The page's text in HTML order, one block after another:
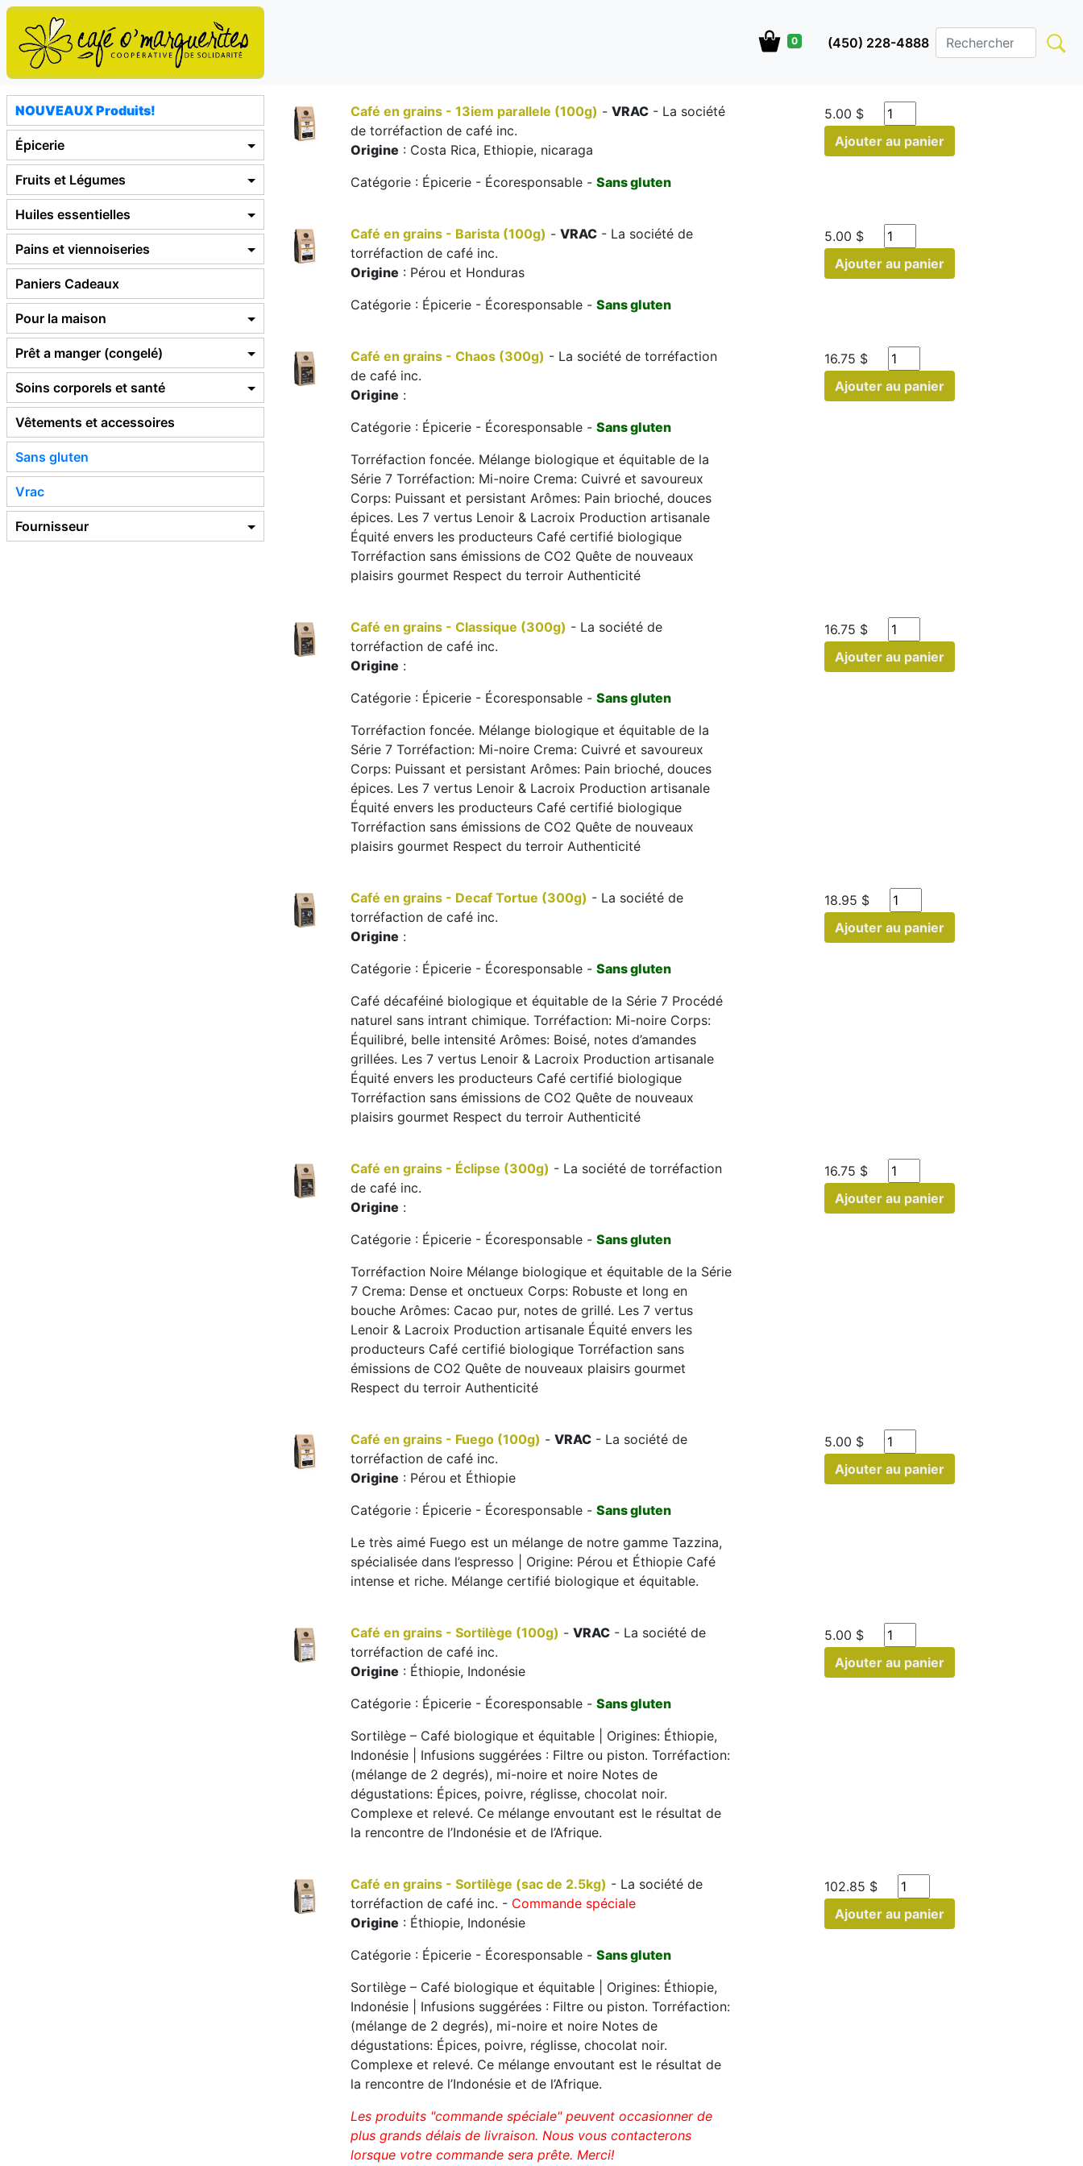
0 (450) 228-4888
NOUVEAUX Produits!
Épicerie
Fruits et Légumes
Huiles essentielles
Pains et viennoiseries
Paniers Cadeaux
Pour la maison
Prêt a manger (congelé)
Soins corporels et santé
Vêtements et accessoires
Sans gluten
Vrac
Fournisseur
Café en grains - 13iem parallele (100g) - VRAC - La société
de torréfaction de café inc.
Origine : Costa Rica, Ethiopie, nicaraga
Catégorie : Épicerie - Écoresponsable - Sans gluten
5.00 $
Ajouter au panier
Café en grains - Barista (100g) - VRAC - La société de
torréfaction de café inc.
Origine : Pérou et Honduras
Catégorie : Épicerie - Écoresponsable - Sans gluten
5.00 $
Ajouter au panier
Café en grains - Chaos (300g) - La société de torréfaction
de café inc.
Origine :
Catégorie : Épicerie - Écoresponsable - Sans gluten
Torréfaction foncée. Mélange biologique et équitable de la
Série 7 Torréfaction: Mi-noire Crema: Cuivré et savoureux
Corps: Puissant et persistant Arômes: Pain brioché, douces
épices. Les 7 vertus Lenoir & Lacroix Production artisanale
Équité envers les producteurs Café certifié biologique
Torréfaction sans émissions de CO2 Quête de nouveaux
plaisirs gourmet Respect du terroir Authenticité
16.75 $
Ajouter au panier
Café en grains - Classique (300g) - La société de
torréfaction de café inc.
Origine :
Catégorie : Épicerie - Écoresponsable - Sans gluten
Torréfaction foncée. Mélange biologique et équitable de la
Série 7 Torréfaction: Mi-noire Crema: Cuivré et savoureux
Corps: Puissant et persistant Arômes: Pain brioché, douces
épices. Les 7 vertus Lenoir & Lacroix Production artisanale
Équité envers les producteurs Café certifié biologique
Torréfaction sans émissions de CO2 Quête de nouveaux
plaisirs gourmet Respect du terroir Authenticité
16.75 $
Ajouter au panier
Café en grains - Decaf Tortue (300g) - La société de
torréfaction de café inc.
Origine :
Catégorie : Épicerie - Écoresponsable - Sans gluten
Café décaféiné biologique et équitable de la Série 7 Procédé
naturel sans intrant chimique. Torréfaction: Mi-noire Corps:
Équilibré, belle intensité Arômes: Boisé, notes d’amandes
grillées. Les 7 vertus Lenoir & Lacroix Production artisanale
Équité envers les producteurs Café certifié biologique
Torréfaction sans émissions de CO2 Quête de nouveaux
plaisirs gourmet Respect du terroir Authenticité
18.95 $
Ajouter au panier
Café en grains - Éclipse (300g) - La société de torréfaction
de café inc.
Origine :
Catégorie : Épicerie - Écoresponsable - Sans gluten
Torréfaction Noire Mélange biologique et équitable de la Série
7 Crema: Dense et onctueux Corps: Robuste et long en
bouche Arômes: Cacao pur, notes de grillé. Les 7 vertus
Lenoir & Lacroix Production artisanale Équité envers les
producteurs Café certifié biologique Torréfaction sans
émissions de CO2 Quête de nouveaux plaisirs gourmet
Respect du terroir Authenticité
16.75 $
Ajouter au panier
Café en grains - Fuego (100g) - VRAC - La société de
torréfaction de café inc.
Origine : Pérou et Éthiopie
Catégorie : Épicerie - Écoresponsable - Sans gluten
Le très aimé Fuego est un mélange de notre gamme Tazzina,
spécialisée dans l’espresso | Origine: Pérou et Éthiopie Café
intense et riche. Mélange certifié biologique et équitable.
5.00 $
Ajouter au panier
Café en grains - Sortilège (100g) - VRAC - La société de
torréfaction de café inc.
Origine : Éthiopie, Indonésie
Catégorie : Épicerie - Écoresponsable - Sans gluten
Sortilège – Café biologique et équitable | Origines: Éthiopie,
Indonésie | Infusions suggérées : Filtre ou piston. Torréfaction:
(mélange de 2 degrés), mi-noire et noire Notes de
dégustations: Épices, poivre, réglisse, chocolat noir.
Complexe et relevé. Ce mélange envoutant est le résultat de
la rencontre de l’Indonésie et de l’Afrique.
5.00 $
Ajouter au panier
Café en grains - Sortilège (sac de 2.5kg) - La société de
torréfaction de café inc. - Commande spéciale
Origine : Éthiopie, Indonésie
Catégorie : Épicerie - Écoresponsable - Sans gluten
Sortilège – Café biologique et équitable | Origines: Éthiopie,
Indonésie | Infusions suggérées : Filtre ou piston. Torréfaction:
(mélange de 2 degrés), mi-noire et noire Notes de
dégustations: Épices, poivre, réglisse, chocolat noir.
Complexe et relevé. Ce mélange envoutant est le résultat de
la rencontre de l’Indonésie et de l’Afrique.
Les produits "commande spéciale" peuvent occasionner de
plus grands délais de livraison. Nous vous contacterons
lorsque votre commande sera prête. Merci!
102.85 $
Ajouter au panier